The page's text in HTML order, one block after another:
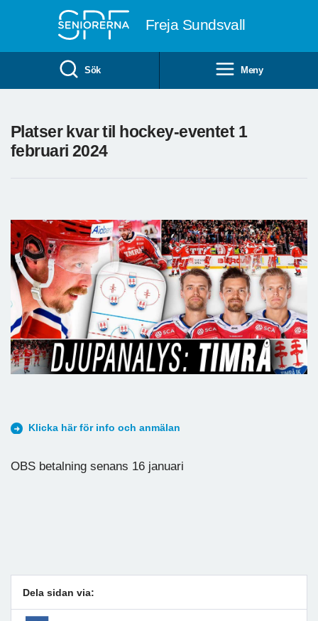
Freja Sundsvall
Sök Meny
Platser kvar til hockey-eventet 1
februari 2024
Klicka här för info och anmälan
OBS betalning senans 16 januari
Dela sidan via: